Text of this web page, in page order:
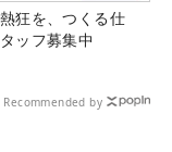
狂を、つくる仕
ッフ募集中
Recommended by